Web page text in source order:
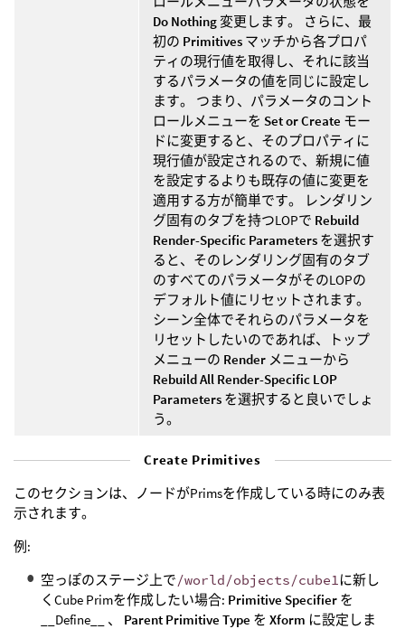
Do Nothing 変更します。 さらに、最
初の Primitives マッチから各プロパ
ティの現行値を取得し、それに該当
するパラメータの値を同じに設定し
ます。 つまり、パラメータのコント
ロールメニューを Set or Create モー
ドに変更すると、そのプロパティに
現行値が設定されるので、新規に値
を設定するよりも既存の値に変更を
適用する方が簡単です。 レンダリン
グ固有のタブを持つLOPで Rebuild
Render-Specific Parameters を選択す
ると、そのレンダリング固有のタブ
のすべてのパラメータがそのLOPの
デフォルト値にリセットされます。
シーン全体でそれらのパラメータを
リセットしたいのであれば、トップ
メニューの Render メニューから
Rebuild All Render-Specific LOP
Parameters を選択すると良いでしょ
う。
Create Primitives
このセクションは、ノードがPrimsを作成している時にのみ表
示されます。
例:
空っぽのステージ上で/world/objects/cube1 に新し
くCube Primを作成したい場合: Primitive Specifier を
__Define__ 、 Parent Primitive Type を Xform に設定しま